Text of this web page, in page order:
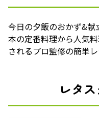
今日の夕飯のおかず&
本の定番料理から人気
されるプロ監修の簡単
レタ